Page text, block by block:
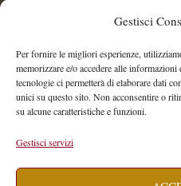
Gestisci
Per fornire le migliori esperienze,
memorizzare e/o accedere alle
tecnologie ci permetterà di elaborare dati
unici su questo sito. Non acconsentire o
su alcune caratteristiche e funzioni.
Gestisci servizi
Di Spade e di Eroi – Storie